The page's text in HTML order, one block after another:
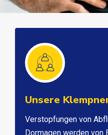
Unsere
Verstopfungen von
Dormagen werden von